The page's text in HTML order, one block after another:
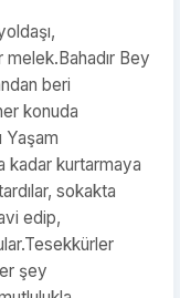
Bey
beri
konuda
kadar kurtarmaya
sokakta
edip,
şey